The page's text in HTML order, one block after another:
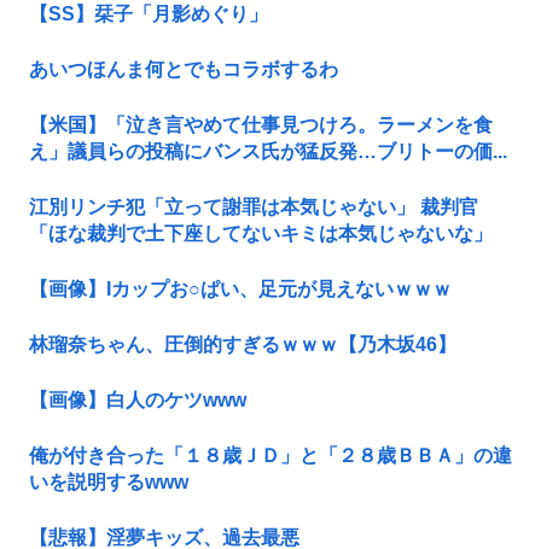
【SS】栞子「月影めぐり」
あいつほんま何とでもコラボするわ
【米国】「泣き言やめて仕事見つけろ。ラーメンを食
え」議員らの投稿にバンス氏が猛反発…ブリトーの価...
江別リンチ犯「立って謝罪は本気じゃない」 裁判官
「ほな裁判で土下座してないキミは本気じゃないな」
【画像】Iカップお○ぱい、足元が見えないｗｗｗ
林瑠奈ちゃん、圧倒的すぎるｗｗｗ【乃木坂46】
【画像】白人のケツwww
俺が付き合った「１８歳ＪＤ」と「２８歳ＢＢＡ」の違
いを説明するwww
【悲報】淫夢キッズ、過去最悪